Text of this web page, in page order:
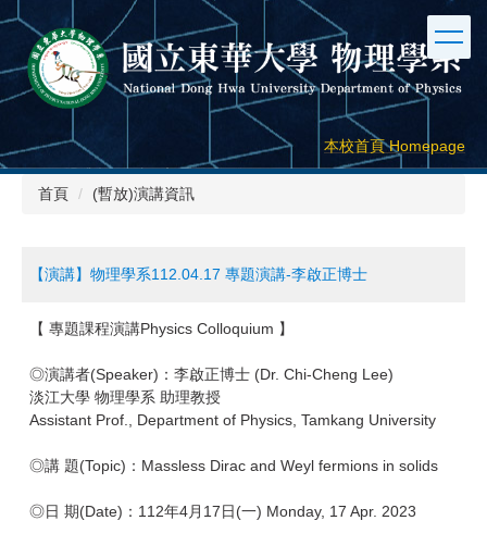
跳
要
區
本校首頁 Homepage
首頁 (暫放)演講資訊
【演講】物理學系112.04.17 專題演講-李啟正博士
【 專題課程演講Physics Colloquium 】
◎演講者(Speaker)：李啟正博士 (Dr. Chi-Cheng Lee)
淡江大學 物理學系 助理教授
Assistant Prof., Department of Physics, Tamkang University
◎講 題(Topic)：Massless Dirac and Weyl fermions in solids
◎日 期(Date)：112年4月17日(一) Monday, 17 Apr. 2023